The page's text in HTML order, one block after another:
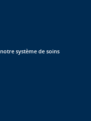
système de soins